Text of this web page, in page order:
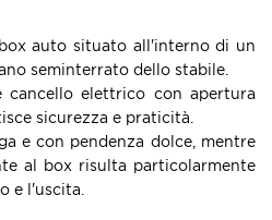
auto situato all'interno di un
seminterrato dello stabile.
cancello elettrico con apertura
sicurezza e praticità.
e con pendenza dolce, mentre
al box risulta particolarmente
e l'uscita.